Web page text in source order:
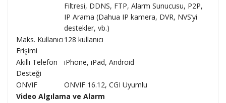
Filtresi, DDNS, FTP, Alarm Sunucusu, P2P,
IP Arama (Dahua IP kamera, DVR, NVS’yi
destekler, vb.)
Maks. Kullanıcı
Erişimi
128 kullanıcı
Akıllı Telefon
Desteği
iPhone, iPad, Android
ONVIF
ONVIF 16.12, CGI Uyumlu
Video Algılama ve Alarm